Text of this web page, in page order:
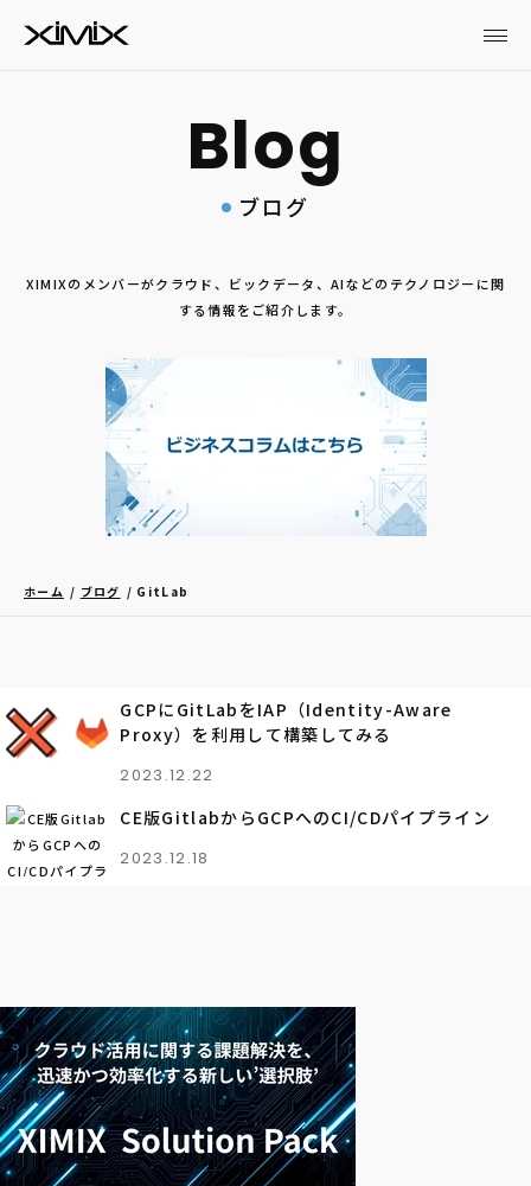
ブログ
XIMIXのメンバーがクラウド、ビックデータ、AIなどのテクノロジーに関
する情報をご紹介します。
ホーム ブログ GitLab
GCPにGitLabをIAP（Identity-Aware
Proxy）を利用して構築してみる
2023.12.22
CE版GitlabからGCPへのCI/CDパイプライン
2023.12.18